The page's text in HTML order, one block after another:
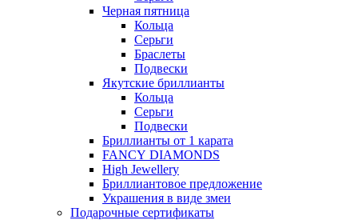
Черная пятница
Кольца
Серьги
Браслеты
Подвески
Якутские бриллианты
Кольца
Серьги
Подвески
Бриллианты от 1 карата
FANCY DIAMONDS
High Jewellery
Бриллиантовое предложение
Украшения в виде змеи
Подарочные сертификаты